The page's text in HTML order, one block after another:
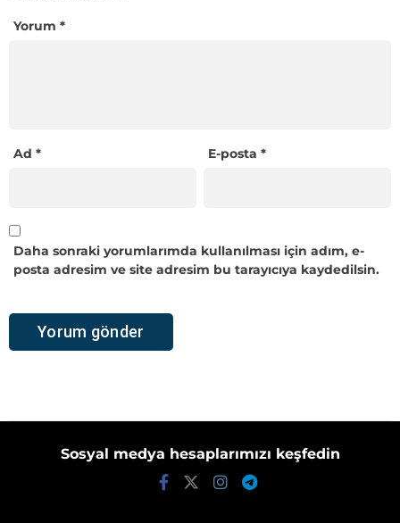
Yorum *
Ad * E-posta*
Daha sonraki yorumlarımda kullanılması için adım, e-
posta adresim ve site adresim bu tarayıcıya kaydedilsin.
Sosyal medya hesaplarımızı keşfedin